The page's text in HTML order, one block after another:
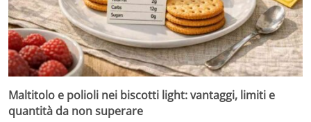
Maltitolo e polioli nei biscotti light: vantaggi, limiti e
quantità da non superare